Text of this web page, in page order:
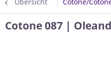
Cotone 087 |